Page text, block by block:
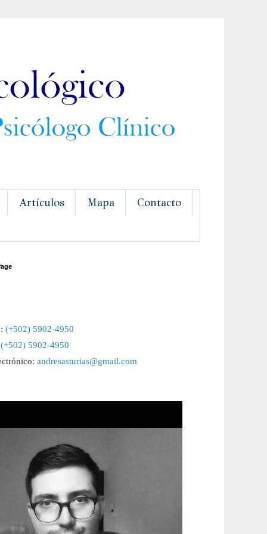
Artículos Mapa Contacto
(+502) 5902-4950
(+502) 5902-4950
andresasturias@gmail.com